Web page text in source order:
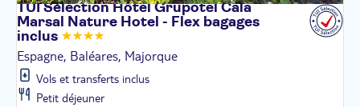
TUI Sélection Hôtel Grupotel Cala
Marsal Nature Hotel - Flex bagages
inclus
Espagne, Baléares, Majorque
Vols et transferts inclus
Petit déjeuner